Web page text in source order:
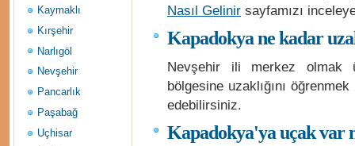
Kaymaklı
Kırşehir
Narlıgöl
Nevşehir
Pancarlık
Paşabağ
Uçhisar
Nasıl Gelinir sayfamızı
Kapadokya ne kadar
Nevşehir ili merkez olmak
bölgesine uzaklığını
edebilirsiniz.
Kapadokya'ya uçak var